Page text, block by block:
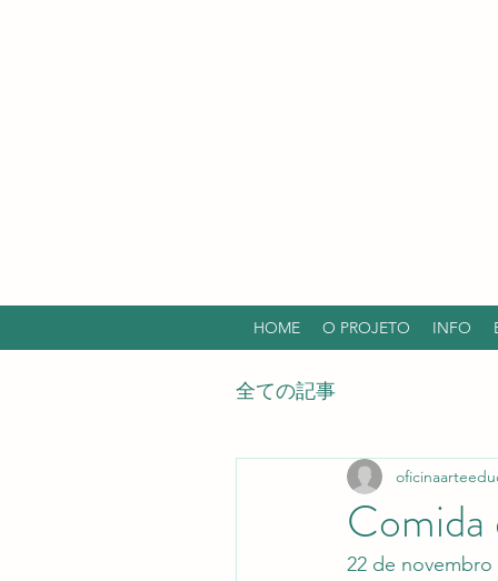
HOME O PROJETO INFO
全ての記事
Comida
22 de novembro